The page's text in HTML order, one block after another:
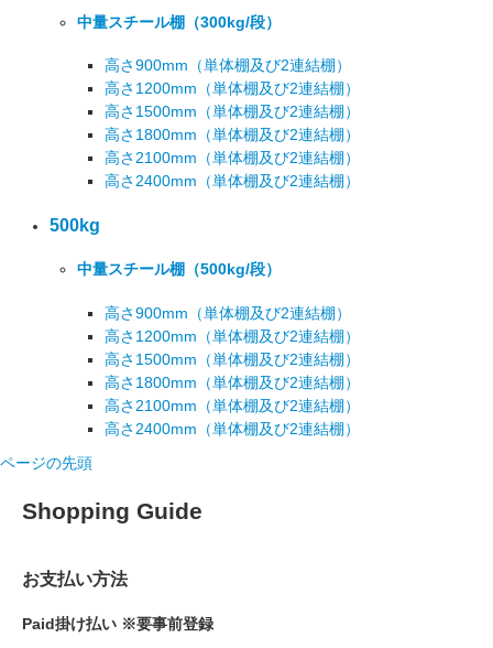
中量スチール棚 （300kg/段）
高さ900mm （単体棚及び2連結棚）
高さ1200mm （単体棚及び2連結棚）
高さ1500mm （単体棚及び2連結棚）
高さ1800mm （単体棚及び2連結棚）
高さ2100mm （単体棚及び2連結棚）
高さ2400mm （単体棚及び2連結棚）
500kg
中量スチール棚 （500kg/段）
高さ900mm （単体棚及び2連結棚）
高さ1200mm （単体棚及び2連結棚）
高さ1500mm （単体棚及び2連結棚）
高さ1800mm （単体棚及び2連結棚）
高さ2100mm （単体棚及び2連結棚）
高さ2400mm （単体棚及び2連結棚）
ページの先頭
Shopping Guide
お支払い方法
Paid掛け払い ※要事前登録